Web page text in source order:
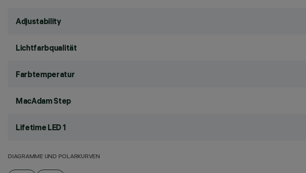
Adjustability
Lichtfarbqualität
Farbtemperatur
MacAdam Step
Lifetime LED 1
DIAGRAMME UND POLARKURVEN